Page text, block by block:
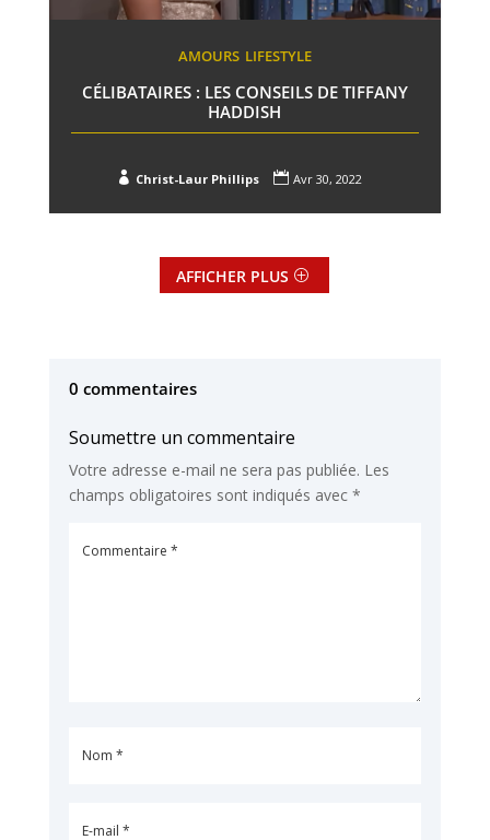
AMOURS LIFESTYLE
CÉLIBATAIRES : LES CONSEILS DE TIFFANY
HADDISH
 Christ-Laur Phillips  Avr 30, 2022
AFFICHER PLUS
0 commentaires
Soumettre un commentaire
Votre adresse e-mail ne sera pas publiée. Les
champs obligatoires sont indiqués avec *